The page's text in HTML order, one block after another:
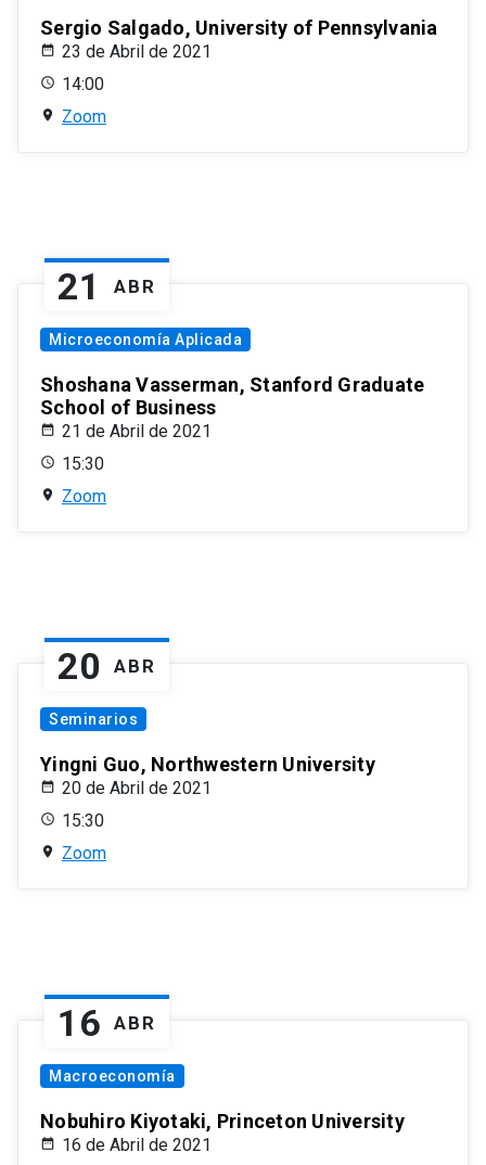
Sergio Salgado, University of Pennsylvania
23 de Abril de 2021
14:00
Zoom
21 ABR
Microeconomía Aplicada
Shoshana Vasserman, Stanford Graduate
School of Business
21 de Abril de 2021
15:30
Zoom
20 ABR
Seminarios
Yingni Guo, Northwestern University
20 de Abril de 2021
15:30
Zoom
16 ABR
Macroeconomía
Nobuhiro Kiyotaki, Princeton University
16 de Abril de 2021